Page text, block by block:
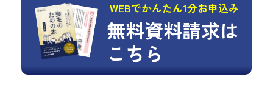
WEBでかんたん1分お申込み
無料資料請求は
こちら